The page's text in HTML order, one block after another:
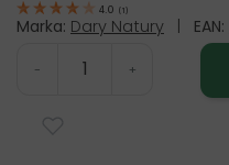
4.0 (1)
Marka: Dary Natury | EAN:
- +